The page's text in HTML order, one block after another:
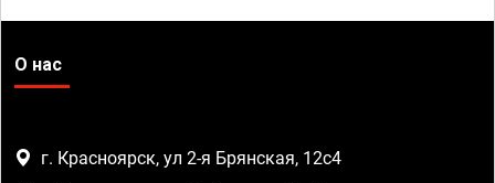
О нас
г. Красноярск, ул 2-я Брянская, 12с4